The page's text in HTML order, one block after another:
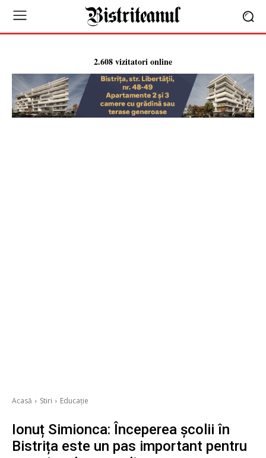
2.608 vizitatori online
Acasă Stiri Educație
Ionuț Simionca: Începerea școlii în
Bistrița este un pas important pentru